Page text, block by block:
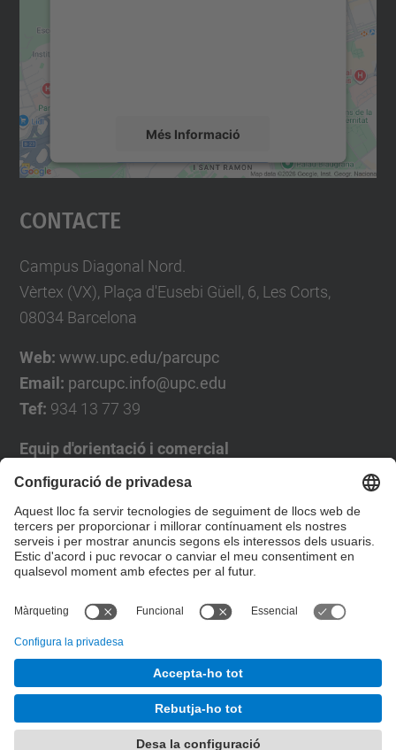
Més Informació
Accepta
powered by
Contacte
Campus Diagonal Nord.
Vèrtex (VX), Plaça d'Eusebi Güell, 6, Les Corts,
08034 Barcelona
Web: www.upc.edu/parcupc
Email: parcupc.info@upc.edu
Tef: 934 13 77 39
Equip d'orientació i comercial
José Luís Grande
Tel. 93 4137194
jose.luis.grande@upc.edu
Formulari de contacte
Desenvolupat amb